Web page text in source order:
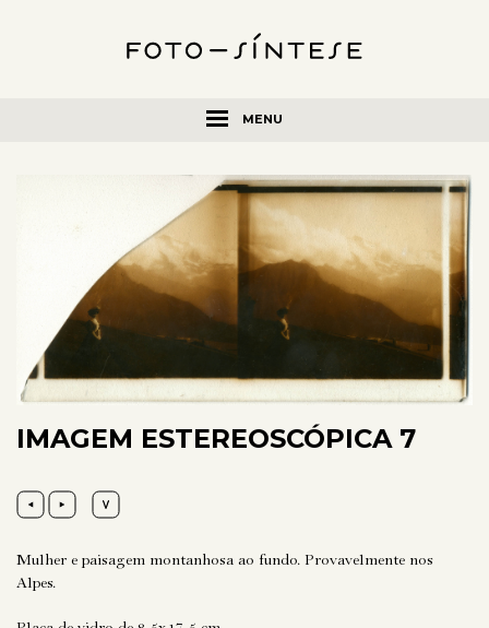
MENU
IMAGEM ESTEREOSCÓPICA 7
Mulher e paisagem montanhosa ao fundo. Provavelmente nos
Alpes.